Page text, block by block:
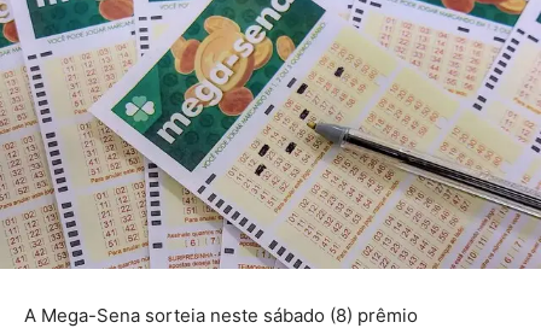
A Mega-Sena sorteia neste sábado (8) prêmio